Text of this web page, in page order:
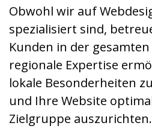
Obwohl wir auf
spezialisiert sind,
Kunden in der gesamten
regionale Expertise
lokale Besonderheiten
und Ihre Website
Zielgruppe auszurichten.